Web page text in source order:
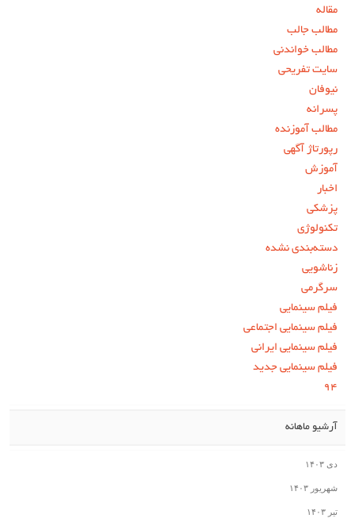
مقاله
مطالب جالب
مطالب خواندنی
سایت تفریحی
نیوفان
پسرانه
مطالب آموزنده
رپورتاژ آگهی
آموزش
اخبار
پزشکی
تکنولوژی
دسته‌بندی نشده
زناشویی
سرگرمی
فیلم سینمایی
فیلم سینمایی اجتماعی
فیلم سینمایی ایرانی
فیلم سینمایی جدید
۹۴
آرشیو ماهانه
دی ۱۴۰۳
شهریور ۱۴۰۳
تیر ۱۴۰۳